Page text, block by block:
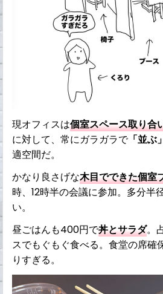
現オフィスは個室スペース取り合
に対して、常にガラガラで「並ぶ」
適空間だ。
かなり良さげな木目でできた個室
時、12時半の会議に参加。多分半
い。
昼ごはんも400円で丼とサラダ。
スでもぐもぐ食べる。食堂の席確
りすぎる。